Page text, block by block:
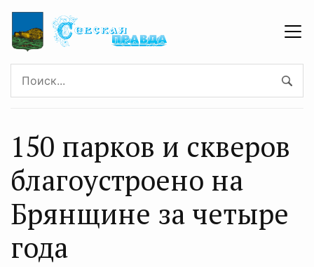
150 парков и скверов
благоустроено на
Брянщине за четыре
года